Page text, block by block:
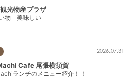
・フィットネス
光物産プラザ
物 美味しい
2026.07.31
Cafe 尾張横須賀
ランチのメニュー紹介！！